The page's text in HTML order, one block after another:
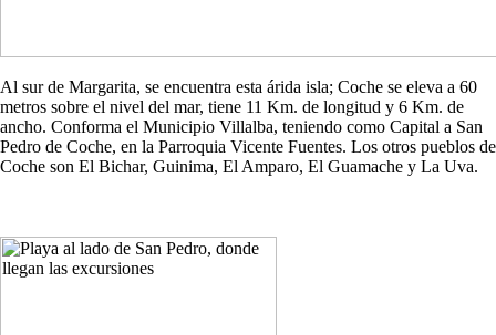
Al sur de Margarita, se encuentra esta árida isla; Coche se eleva a 60
metros sobre el nivel del mar, tiene 11 Km. de longitud y 6 Km. de
ancho. Conforma el Municipio Villalba, teniendo como Capital a San
Pedro de Coche, en la Parroquia Vicente Fuentes. Los otros pueblos de
Coche son El Bichar, Guinima, El Amparo, El Guamache y La Uva.